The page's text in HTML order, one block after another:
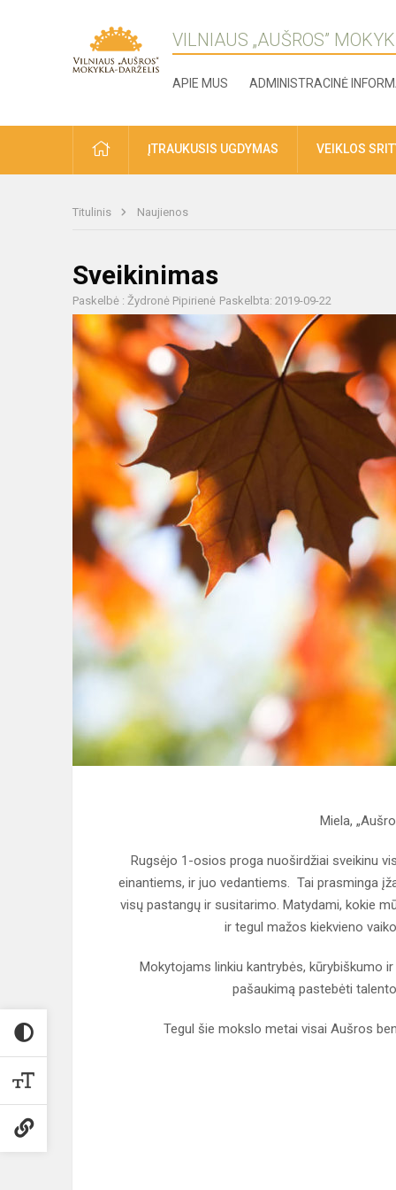
VILNIAUS „AUŠROS”
APIE MUS ADMINISTRACINĖ
ĮTRAUKUSIS UGDYMAS VEIKLOS
Titulinis Naujienos
Sveikinimas
Paskelbė : Žydronė Pipirienė Paskelbta: 2019-09-22
Miela,
Rugsėjo 1-osios proga nuoširdžiai sveikinu
einantiems, ir juo vedantiems. Tai prasminga
visų pastangų ir susitarimo. Matydami, kokie
ir tegul mažos kiekvieno
Mokytojams linkiu kantrybės, kūrybiškumo
pašaukimą pastebėti
Tegul šie mokslo metai visai Aušros